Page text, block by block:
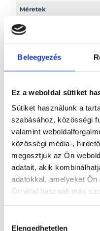
Beleegyezés
Ez a weboldal sütiket
Sütiket használunk a
szabásához, közösségi
valamint
közösségi média-,
megosztjuk az Ön
adatait, akik
adatokkal, amelyeket
Ön által használt más
Elengedhetetlen
Méretek
Hossz: 323 cm
Paraméterek
Hajófenék területe: 1,53